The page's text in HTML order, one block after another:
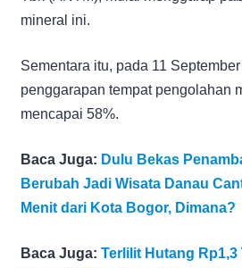
mineral ini.
Sementara itu, pada 11
penggarapan tempat pengolahan
mencapai 58%.
Baca Juga: Dulu Bekas
Berubah Jadi Wisata Danau
Menit dari Kota Bogor, Dimana?
Baca Juga: Terlilit Hutang